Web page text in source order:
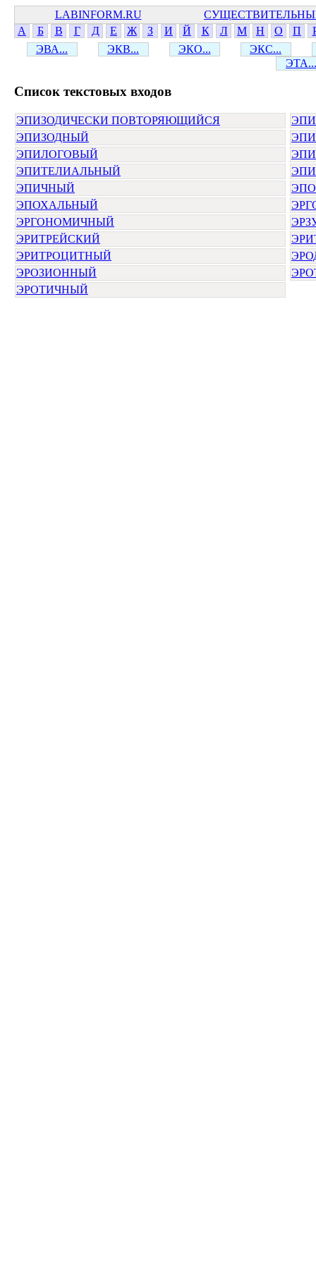
LABINFORM.RU
А
Б В Г Д Е Ж З И Й К Л М Н О П
ЭВА...
ЭКВ... ЭКО...
ЭКС...
ЭТА...
Cписок текстовых входов
ЭПИЗОДИЧЕСКИ ПОВТОРЯЮЩИЙСЯ
ЭПИЗОДНЫЙ
ЭПИЛОГОВЫЙ
ЭПИТЕЛИАЛЬНЫЙ
ЭПИЧНЫЙ
ЭПОХАЛЬНЫЙ
ЭРГОНОМИЧНЫЙ
ЭРИТРЕЙСКИЙ
ЭРИТРОЦИТНЫЙ
ЭРОЗИОННЫЙ
ЭРОТИЧНЫЙ